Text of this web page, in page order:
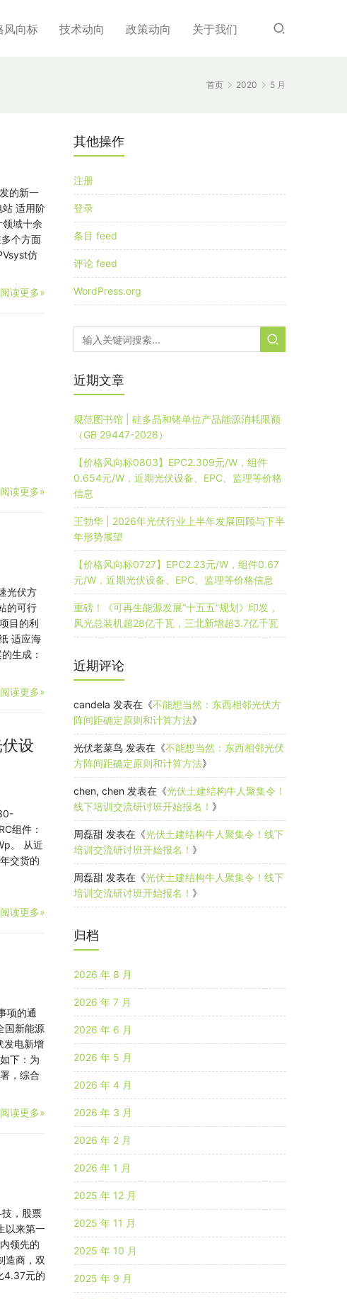
风向标 技术动向 政策动向 关于我们
首页 2020 5 月
的新一
站 适用阶
域十余
个方面
仿
阅读更多»
阅读更多»
光伏方
的可行
目的利
适应海
生成：
阅读更多»
设
组件：
。 从近
交货的
阅读更多»
项的通
国新能源
发电新增
下：为
，综合
阅读更多»
，股票
以来第一
领先的
造商，双
4.37元的
其他操作
注册
登录
条目 feed
评论 feed
WordPress.org
近期文章
规范图书馆 | 硅多晶和锗单位产品能源消耗限额
（GB 29447-2026）
【价格风向标0803】EPC2.309元/W，组件
0.654元/W，近期光伏设备、EPC、监理等价格
信息
王勃华 | 2026年光伏行业上半年发展回顾与下半
年形势展望
【价格风向标0727】EPC2.23元/W，组件0.67
元/W，近期光伏设备、EPC、监理等价格信息
重磅！《可再生能源发展“十五五”规划》印发，
风光总装机超28亿千瓦，三北新增超3.7亿千瓦
近期评论
candela 发表在《不能想当然：东西相邻光伏方
阵间距确定原则和计算方法》
光伏老菜鸟 发表在《不能想当然：东西相邻光伏
方阵间距确定原则和计算方法》
chen, chen 发表在《光伏土建结构牛人聚集令！
线下培训交流研讨班开始报名！ 》
周磊甜 发表在《光伏土建结构牛人聚集令！线下
培训交流研讨班开始报名！ 》
周磊甜 发表在《光伏土建结构牛人聚集令！线下
培训交流研讨班开始报名！ 》
归档
2026 年 8 月
2026 年 7 月
2026 年 6 月
2026 年 5 月
2026 年 4 月
2026 年 3 月
2026 年 2 月
2026 年 1 月
2025 年 12 月
2025 年 11 月
2025 年 10 月
2025 年 9 月